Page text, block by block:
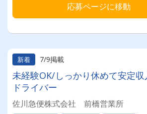
応募ページに移動
新着 7/9掲載
未経験OK/しっかり休めて安定
ドライバー
佐川急便株式会社 前橋営業所